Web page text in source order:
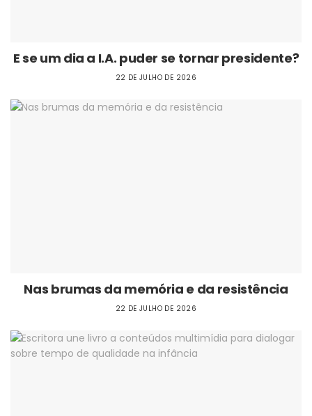
E se um dia a I.A. puder se tornar presidente?
22 DE JULHO DE 2026
Nas brumas da memória e da resistência
22 DE JULHO DE 2026